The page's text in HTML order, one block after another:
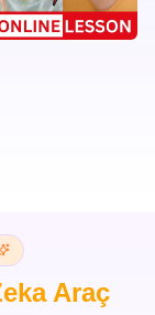
Araç